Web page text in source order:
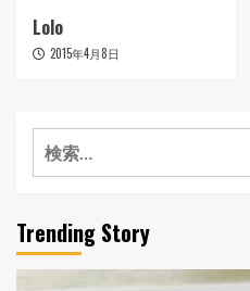
Lolo
2015年4月8日
検
索:
Trending Story